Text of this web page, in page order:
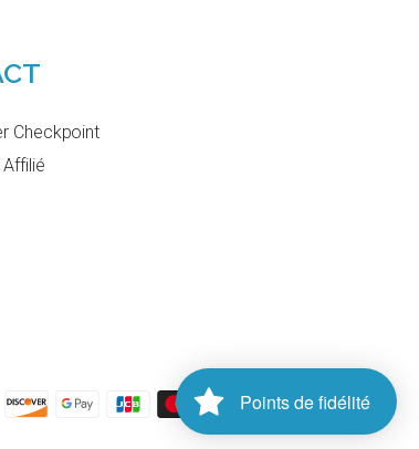
Checkpoint
Points de fidélité